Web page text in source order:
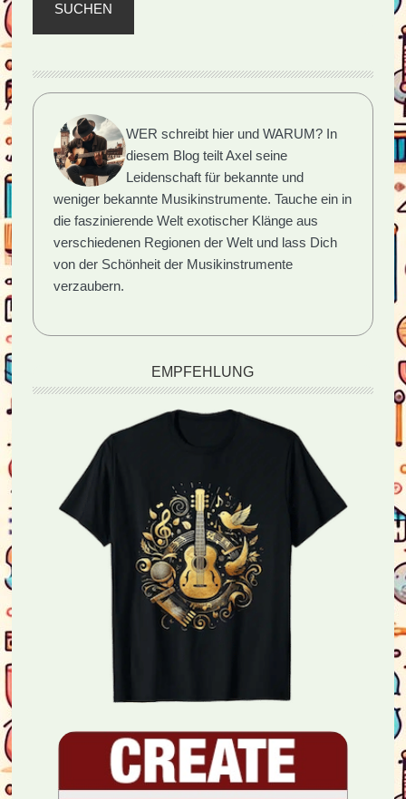
SUCHEN
WER schreibt hier und WARUM? In
diesem Blog teilt Axel seine
Leidenschaft für bekannte und
weniger bekannte Musikinstrumente. Tauche ein in
die faszinierende Welt exotischer Klänge aus
verschiedenen Regionen der Welt und lass Dich
von der Schönheit der Musikinstrumente
verzaubern.
EMPFEHLUNG